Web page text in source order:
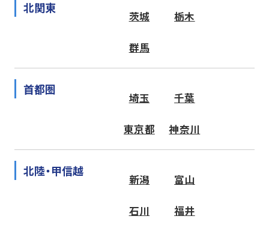
北関東
茨城 栃木
群馬
首都圏
埼玉 千葉
東京都 神奈川
北陸・甲信越
新潟 富山
石川 福井